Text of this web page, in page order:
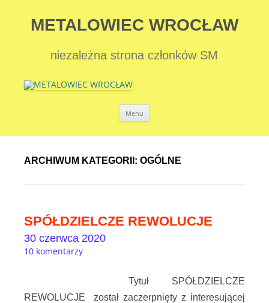
METALOWIEC WROCŁAW
niezależna strona członków SM
Menu
ARCHIWUM KATEGORII: OGÓLNE
SPÓŁDZIELCZE REWOLUCJE
10 komentarzy
Tytuł SPÓŁDZIELCZE
REWOLUCJE został zaczerpnięty z interesującej
30 czerwca 2020